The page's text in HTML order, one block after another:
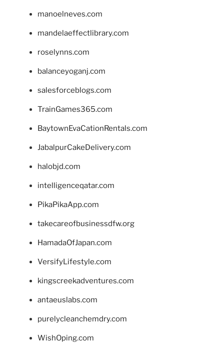
manoelneves.com
mandelaeffectlibrary.com
roselynns.com
balanceyoganj.com
salesforceblogs.com
TrainGames365.com
BaytownEvaCationRentals.com
JabalpurCakeDelivery.com
halobjd.com
intelligenceqatar.com
PikaPikaApp.com
takecareofbusinessdfw.org
HamadaOfJapan.com
VersifyLifestyle.com
kingscreekadventures.com
antaeuslabs.com
purelycleanchemdry.com
WishOping.com